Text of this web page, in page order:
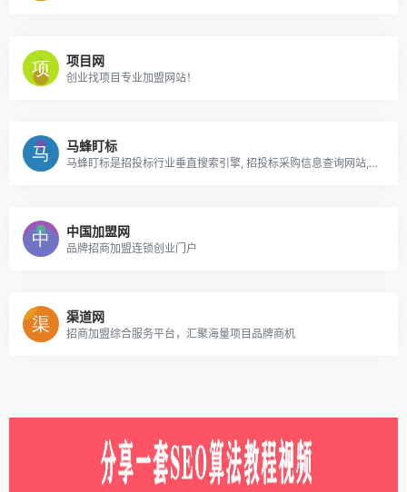
项目网
创业找项目专业加盟网站！
马蜂盯标
马蜂盯标是招投标行业垂直搜索引擎, 招投标采购信息查询网站, 快速准确提供招投标采购信息是我们的追求
中国加盟网
品牌招商加盟连锁创业门户
渠道网
招商加盟综合服务平台，汇聚海量项目品牌商机